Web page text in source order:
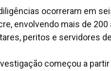
ocorreram em
envolvendo mais de
peritos e servidores
começou a